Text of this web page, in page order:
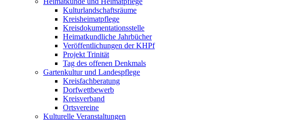
Kulturlandschaftsräume
Kreisheimatpflege
Kreisdokumentationsstelle
Heimatkundliche Jahrbücher
Veröffentlichungen der KHPf
Projekt Trinität
Tag des offenen Denkmals
Gartenkultur und Landespflege
Kreisfachberatung
Dorfwettbewerb
Kreisverband
Ortsvereine
Kulturelle Veranstaltungen